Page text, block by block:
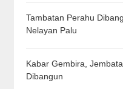
Tambatan Perahu
Nelayan Palu
Kabar Gembira,
Dibangun